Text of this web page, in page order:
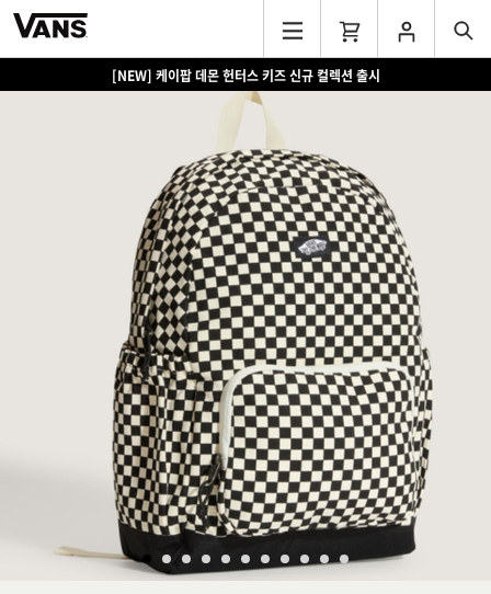
[NEW] 케이팝 데몬 헌터스 키즈 신규 컬렉션 출시